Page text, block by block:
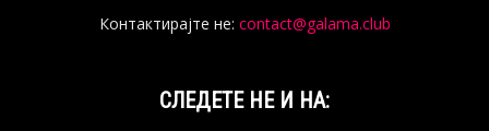
Контактирајте не: contact@galama.club
СЛЕДЕТЕ НЕ И НА: